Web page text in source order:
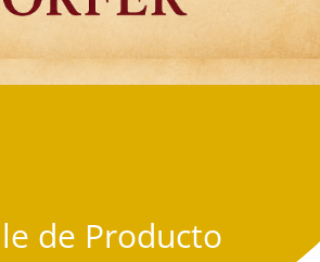
de Producto